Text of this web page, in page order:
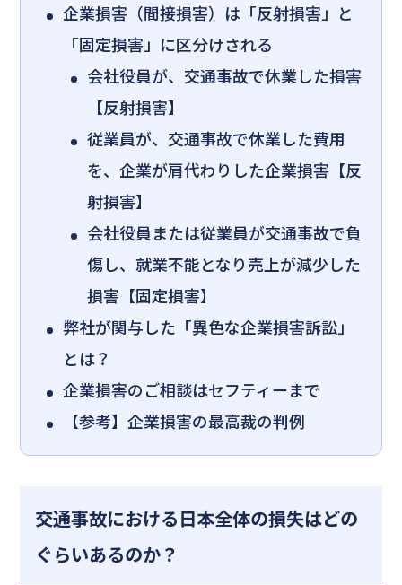
企業損害（間接損害）は「反射損害」と
「固定損害」に区分けされる
会社役員が、交通事故で休業した損害
【反射損害】
従業員が、交通事故で休業した費用
を、企業が肩代わりした企業損害【反
射損害】
会社役員または従業員が交通事故で負
傷し、就業不能となり売上が減少した
損害【固定損害】
弊社が関与した「異色な企業損害訴訟」
とは？
企業損害のご相談はセフティーまで
【参考】企業損害の最高裁の判例
交通事故における日本全体の損失はどの
ぐらいあるのか？